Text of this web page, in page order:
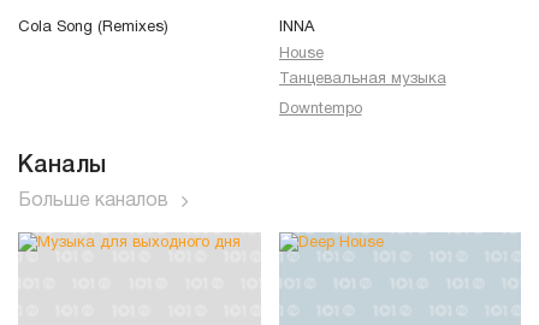
Cola Song (Remixes)
INNA
House
Танцевальная музыка
Downtempo
Каналы
Больше каналов